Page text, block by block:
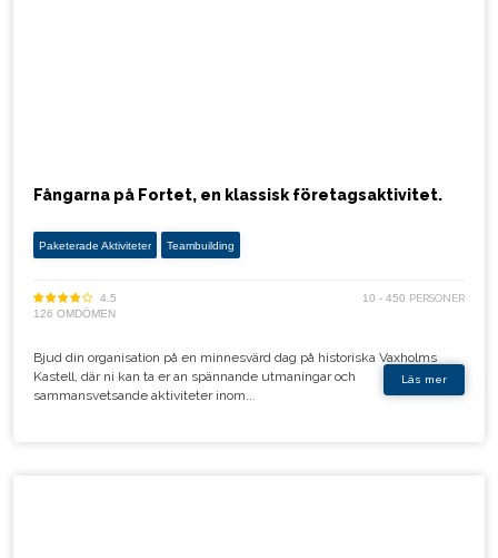
Fångarna på Fortet, en klassisk företagsaktivitet.
Paketerade Aktiviteter Teambuilding
4.5 10 - 450 PERSONER
126 OMDÖMEN
Bjud din organisation på en minnesvärd dag på historiska Vaxholms
Kastell, där ni kan ta er an spännande utmaningar och
sammansvetsande aktiviteter inom...
Läs mer